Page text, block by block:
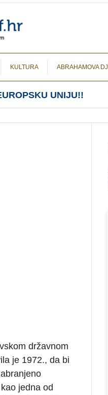
KULTURA ABRAHAMOVA
UNIJU!!
državnom
je 1972., da bi
jedna od